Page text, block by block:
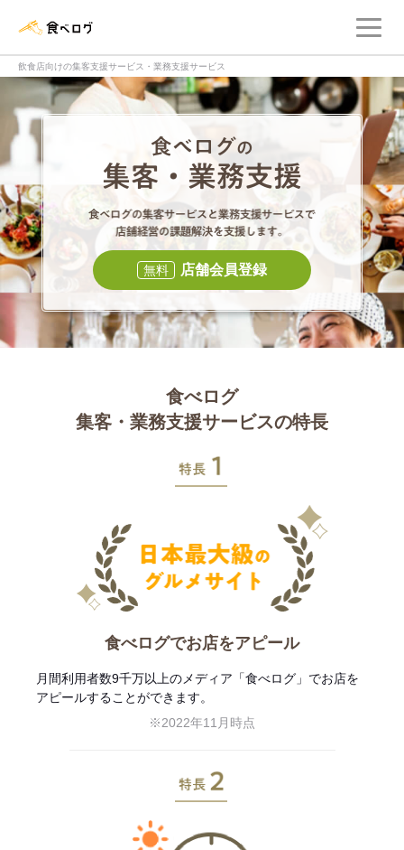
飲食店向けの集客支援サービス・業務支援サービス
食べログの集客
食べログの集
無料 店舗会員登録
食べログ
集客・業務支援サービスの特長
食べログでお店をアピール
月間利用者数9千万以上のメディア「食べログ」でお店を
アピールすることができます。
※2022年11月時点